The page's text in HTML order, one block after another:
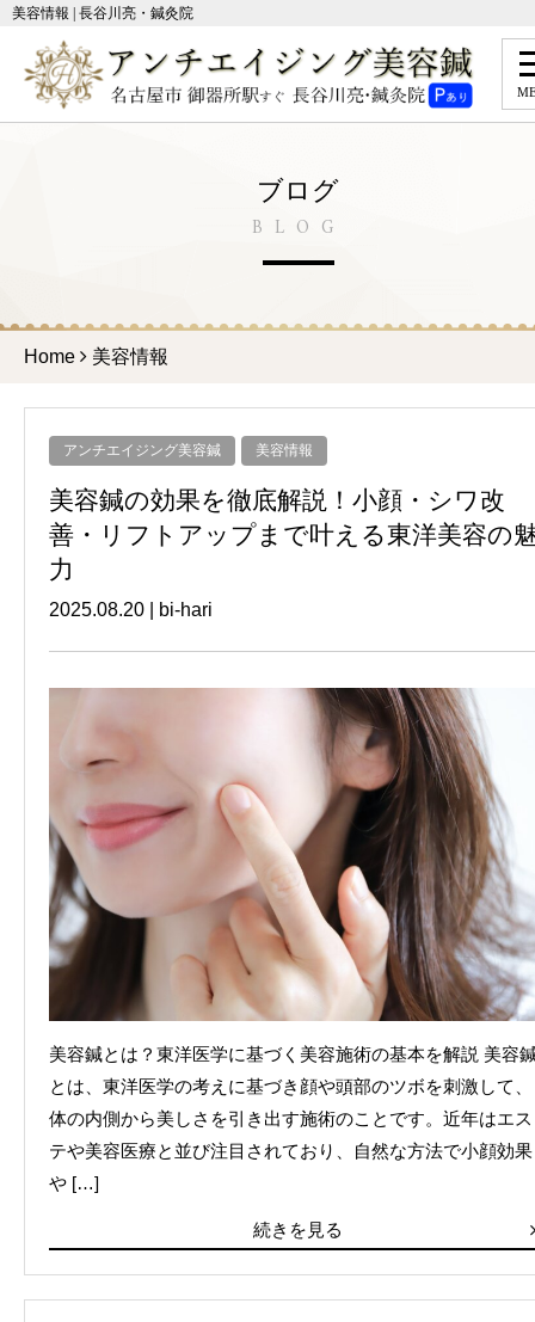
美容情報 | 長谷川亮・鍼灸院
ブログ
BLOG
Home 美容情報
アンチエイジング美容鍼 美容情報
美容鍼の効果を徹底解説！小顔・シワ改
善・リフトアップまで叶える東洋美容の
力
2025.08.20 bi-hari
美容鍼とは？東洋医学に基づく美容施術の基本を解説 美容
とは、東洋医学の考えに基づき顔や頭部のツボを刺激して、
体の内側から美しさを引き出す施術のことです。近年はエス
テや美容医療と並び注目されており、自然な方法で小顔効果
や […]
続きを見る